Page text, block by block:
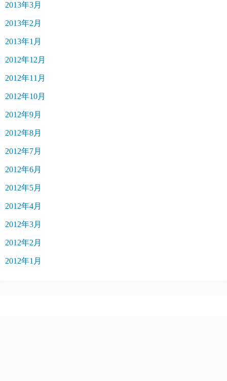
2013年3月
2013年2月
2013年1月
2012年12月
2012年11月
2012年10月
2012年9月
2012年8月
2012年7月
2012年6月
2012年5月
2012年4月
2012年3月
2012年2月
2012年1月